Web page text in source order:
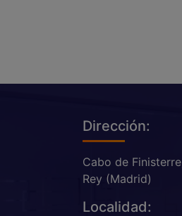
Dirección:
Cabo de
Rey (Madrid)
Localidad: